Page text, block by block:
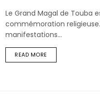
Le Grand Magal de Touba
commémoration
manifestations...
READ MORE